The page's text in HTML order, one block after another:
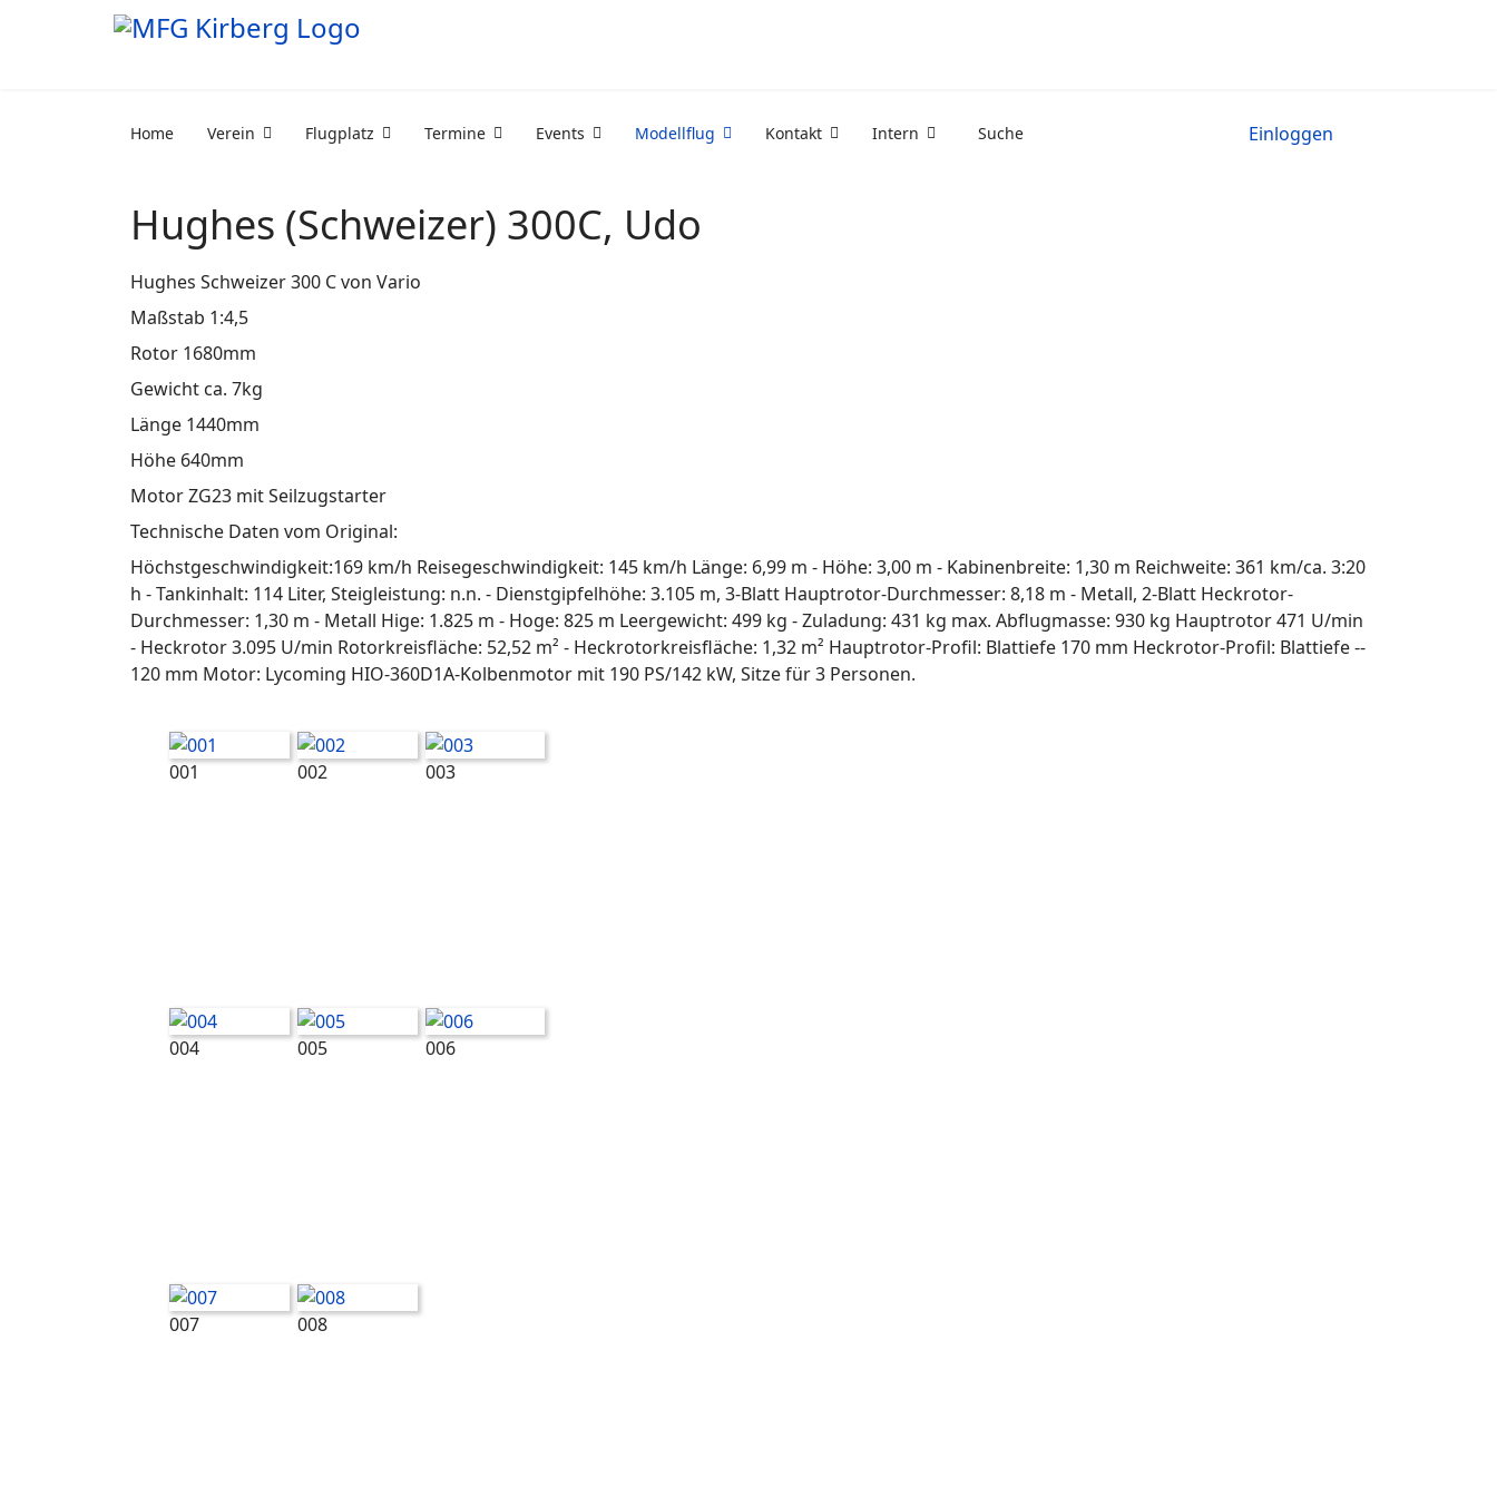
Home Verein Flugplatz Termine Events Modellflug Kontakt Intern Suche Einloggen
Hughes (Schweizer) 300C, Udo
Hughes Schweizer 300 C von Vario
Maßstab 1:4,5
Rotor 1680mm
Gewicht ca. 7kg
Länge 1440mm
Höhe 640mm
Motor ZG23 mit Seilzugstarter
Technische Daten vom Original:
Höchstgeschwindigkeit:169 km/h Reisegeschwindigkeit: 145 km/h Länge: 6,99 m - Höhe: 3,00 m - Kabinenbreite: 1,30 m Reichweite: 361 km/ca. 3:20
h - Tankinhalt: 114 Liter, Steigleistung: n.n. - Dienstgipfelhöhe: 3.105 m, 3-Blatt Hauptrotor-Durchmesser: 8,18 m - Metall, 2-Blatt Heckrotor-
Durchmesser: 1,30 m - Metall Hige: 1.825 m - Hoge: 825 m Leergewicht: 499 kg - Zuladung: 431 kg max. Abflugmasse: 930 kg Hauptrotor 471 U/min
- Heckrotor 3.095 U/min Rotorkreisfläche: 52,52 m² - Heckrotorkreisfläche: 1,32 m² Hauptrotor-Profil: Blattiefe 170 mm Heckrotor-Profil: Blattiefe --
120 mm Motor: Lycoming HIO-360D1A-Kolbenmotor mit 190 PS/142 kW, Sitze für 3 Personen.
001 002 003
004 005 006
007 008